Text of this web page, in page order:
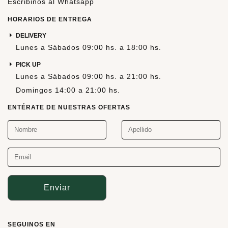
HORARIOS DE ENTREGA
DELIVERY
Lunes a Sábados 09:00 hs. a 18:00 hs.
PICK UP
Lunes a Sábados 09:00 hs. a 21:00 hs.
Domingos 14:00 a 21:00 hs.
ENTÉRATE DE NUESTRAS OFERTAS
Enviar
SEGUINOS EN